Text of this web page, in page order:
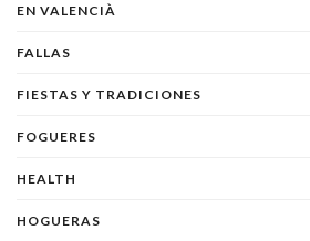
EN VALENCIÀ
FALLAS
FIESTAS Y TRADICIONES
FOGUERES
HEALTH
HOGUERAS